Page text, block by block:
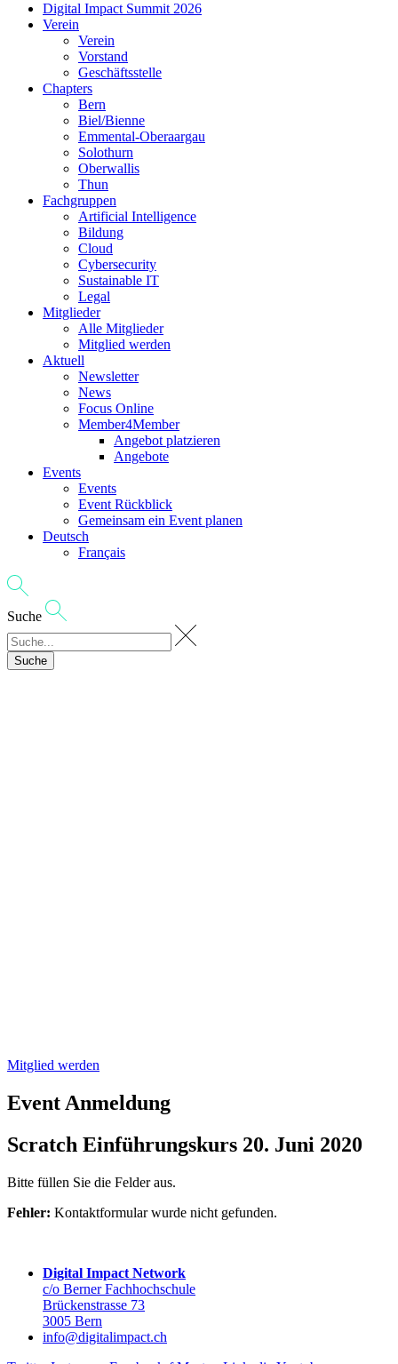
Digital Impact Summit 2026
Verein
Verein
Vorstand
Geschäftsstelle
Chapters
Bern
Biel/Bienne
Emmental-Oberaargau
Solothurn
Oberwallis
Thun
Fachgruppen
Artificial Intelligence
Bildung
Cloud
Cybersecurity
Sustainable IT
Legal
Mitglieder
Alle Mitglieder
Mitglied werden
Aktuell
Newsletter
News
Focus Online
Member4Member
Angebot platzieren
Angebote
Events
Events
Event Rückblick
Gemeinsam ein Event planen
Deutsch
Français
Suche
Suche
Mitglied werden
Event Anmeldung
Scratch Einführungskurs 20. Juni 2020
Bitte füllen Sie die Felder aus.
Fehler: Kontaktformular wurde nicht gefunden.
Digital Impact Network
c/o Berner Fachhochschule
Brückenstrasse 73
3005 Bern
info@digitalimpact.ch